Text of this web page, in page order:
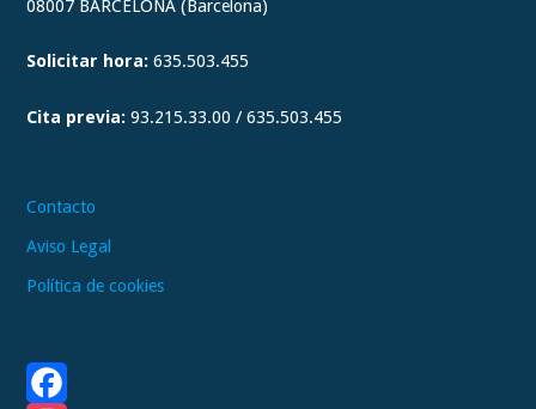
r
m
08007 BARCELONA (Barcelona)
Solicitar hora: 635.503.455
Cita previa: 93.215.33.00 / 635.503.455
Contacto
Aviso Legal
Política de cookies